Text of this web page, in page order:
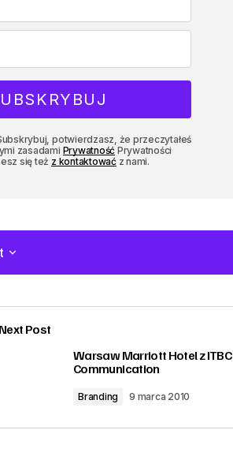
potwierdzasz, że przeczytałeś
zasadami Prywatność Prywatności
się też z kontaktowaćz nami.
Next Post
Warsaw Marriott Hotel z ITBC
Communication
Branding 9 marca 2010